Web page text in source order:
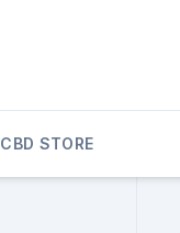
CBD STORE